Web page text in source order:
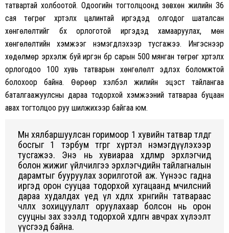
татвартай холбоотой. Одоогийн тогтолцоонд зөвхөн жилийн 36
сая төгрөг хүртэлх цалинтай иргэдэд олгодог шаталсан
хөнгөлөлтийг бүх орлоготой иргэдэд хамааруулах, мөн
хөнгөлөлтийн хэмжээг нэмэгдүүлэхээр тусгажээ. Ингэснээр
хөдөлмөр эрхэлж буй иргэн бүр сарын 500 мянган төгрөг хүртэлх
орлогодоо 100 хувь татварын хөнгөлөлт эдлэх боломжтой
болохоор байна. Өөрөөр хэлбэл жилийн эцэст тайлангаа
баталгаажуулсны дараа тодорхой хэмжээний татвараа буцаан
авах тогтолцоо руу шилжихээр байгаа юм.
Мөн хялбаршуулсан горимоор 1 хувийн татвар төлдөг
босгыг 1 тэрбум төгрөг хүртэл нэмэгдүүлэхээр
тусгажээ. Энэ нь хувиараа хөдөлмөр эрхлэгчид
болон жижиг үйлчилгээ эрхлэгчдийн тайлагналын
дарамтыг бууруулах зорилготой аж. Үүнээс гадна
иргэд орон сууцаа тодорхой хугацаанд өмчилсний
дараа худалдах үед үл хөдлөх хөрөнгийн татвараас
чөлөөлөх зохицуулалт оруулахаар болсон нь орон
сууцны зах зээлд тодорхой хөдөлгөөн авчрах хүлээлт
үүсгээд байна.